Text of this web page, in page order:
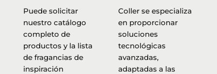
Puede solicitar
nuestro catálogo
completo de
productos y la lista
de fragancias de
inspiración
Coller se especializa
en proporcionar
soluciones
tecnológicas
avanzadas,
adaptadas a las